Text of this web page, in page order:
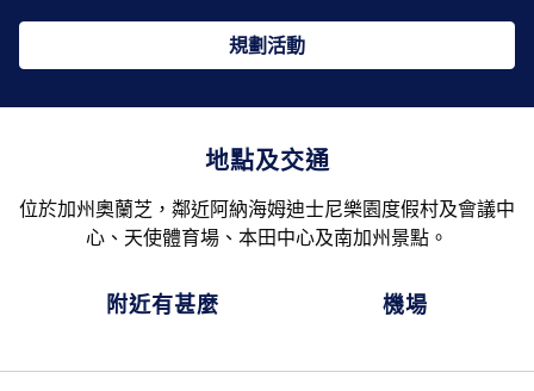
規劃活動
地點及交通
位於加州奧蘭芝，鄰近阿納海姆迪士尼樂園度假村及會議中
心、天使體育場、本田中心及南加州景點。
附近有甚麼 機場